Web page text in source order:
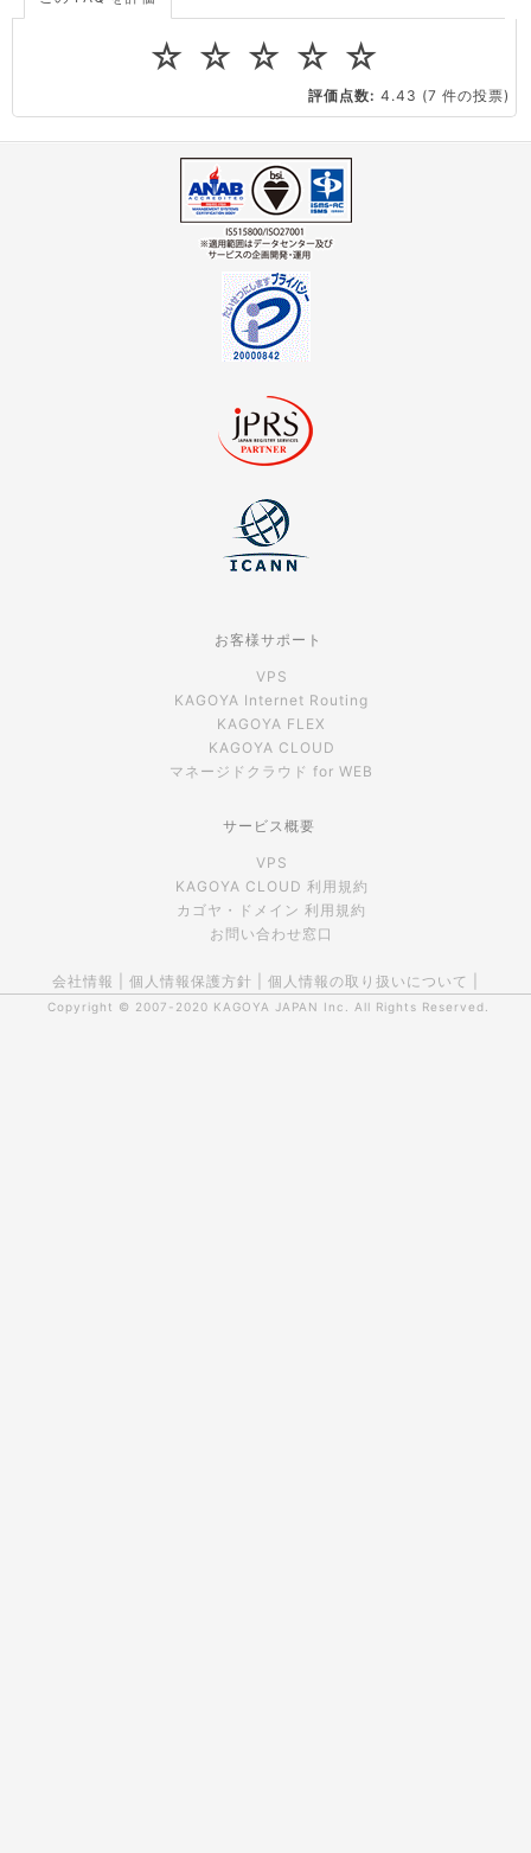
CPUやメモリをアップグレードしたい
☆
☆
☆
☆
☆
評価点数: 4.43 (7 件の投票)
お客様サポート
VPS
KAGOYA Internet Routing
KAGOYA FLEX
KAGOYA CLOUD
マネージドクラウド for WEB
サービス概要
VPS
KAGOYA CLOUD 利用規約
カゴヤ・ドメイン 利用規約
お問い合わせ窓口
会社情報 個人情報保護方針 個人情報の取り扱いについて
Copyright © 2007-2020 KAGOYA JAPAN Inc. All Rights Reserved.